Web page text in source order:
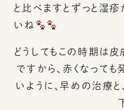
と比べますとずっと湿
いね
どうしてもこの時期は
ですから、赤くなって
いように、早めの治療